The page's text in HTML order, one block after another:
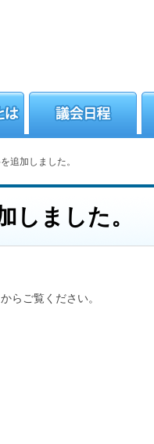
追加しました。
しました。
らご覧ください。